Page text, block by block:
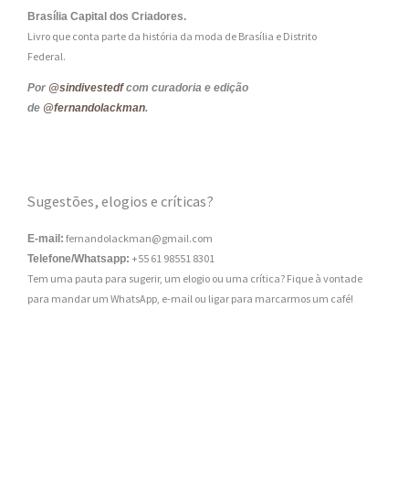
Brasília Capital dos Criadores.
Livro que conta parte da história da moda de Brasília e Distrito
Federal.
Por @sindivestedfcom curadoria e edição
de @fernandolackman.
Sugestões, elogios e críticas?
E-mail: fernandolackman@gmail.com
Telefone/Whatsapp: +55 61 98551 8301
Tem uma pauta para sugerir, um elogio ou uma crítica? Fique à vontade
para mandar um WhatsApp, e-mail ou ligar para marcarmos um café!